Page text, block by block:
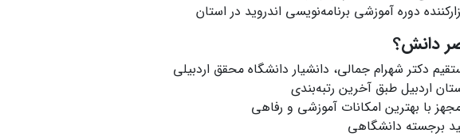
دوره آموزشی برنامه‌نویسی اندروید در استان
دانش؟
دکتر شهرام جمالی، دانشیار دانشگاه محقق اردبیلی
اردبیل طبق آخرین رتبه‌بندی
با بهترین امکانات آموزشی و رفاهی
برجسته دانشگاهی